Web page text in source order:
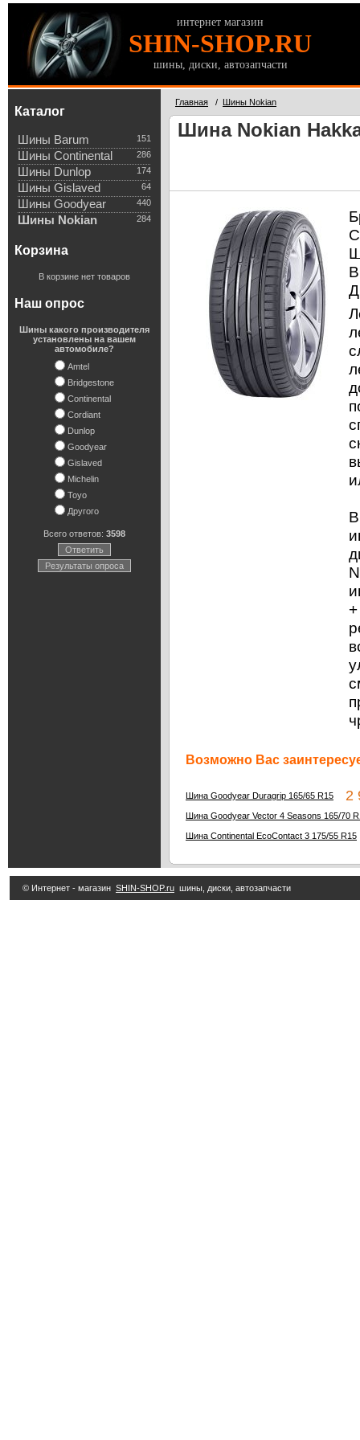
интернет магазин
SHIN-SHOP.RU
шины, диски, автозапчасти
Каталог
151
Шины Barum
286
Шины Continental
174
Шины Dunlop
64
Шины Gislaved
440
Шины Goodyear
284
Шины Nokian
Корзина
В корзине нет товаров
Наш опрос
Шины какого производителя
установлены на вашем
автомобиле?
Amtel
Bridgestone
Continental
Cordiant
Dunlop
Goodyear
Gislaved
Michelin
Toyo
Другого
Всего ответов: 3598
Ответить
Результаты опроса
Главная / Шины Nokian
Шина Nokian
Возможно Вас
Шина Goodyear Duragrip 165/65 R15 2
Шина Goodyear Vector 4 Seasons 165/70
Шина Continental EcoContact 3 175/55 R15
© Интернет - магазин SHIN-SHOP.ru шины, диски, автозапчасти